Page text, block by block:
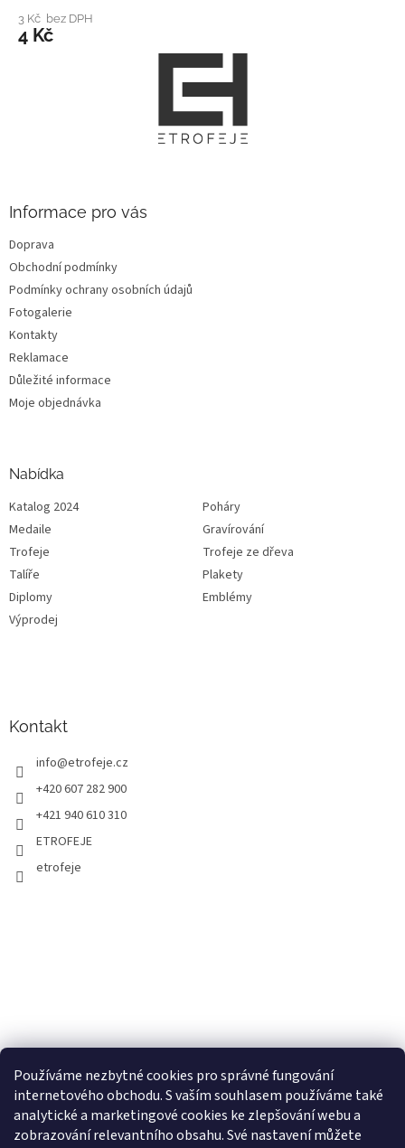
Používáme nezbytné cookies pro správné fungování
internetového obchodu. S vaším souhlasem používáme také
analytické a marketingové cookies ke zlepšování webu a
zobrazování relevantního obsahu. Své nastavení můžete
3 Kč bez DPH
4 Kč
Informace pro vás
Doprava
Obchodní podmínky
Podmínky ochrany osobních údajů
Fotogalerie
Kontakty
Reklamace
Důležité informace
Moje objednávka
Nabídka
Katalog 2024
Poháry
Medaile
Gravírování
Trofeje
Trofeje ze dřeva
Talíře
Plakety
Diplomy
Emblémy
Výprodej
Kontakt
info@etrofeje.cz
+420 607 282 900
+421 940 610 310
ETROFEJE
etrofeje